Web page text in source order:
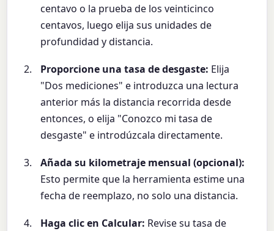
centavo o la prueba de los veinticinco
centavos, luego elija sus unidades de
profundidad y distancia.
Proporcione una tasa de desgaste: Elija
"Dos mediciones" e introduzca una lectura
anterior más la distancia recorrida desde
entonces, o elija "Conozco mi tasa de
desgaste" e introdúzcala directamente.
Añada su kilometraje mensual (opcional):
Esto permite que la herramienta estime una
fecha de reemplazo, no solo una distancia.
Haga clic en Calcular: Revise su tasa de